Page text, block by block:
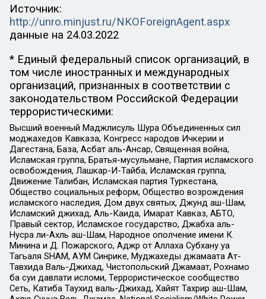
Источник:
http://unro.minjust.ru/NKOForeignAgent.aspx
данные на 24.03.2022
* Единый федеральный список организаций, в
том числе иностранных и международных
организаций, признанных в соответствии с
законодательством Российской Федерации
террористическими:
Высший военный Маджлисуль Шура Объединенных сил
моджахедов Кавказа, Конгресс народов Ичкерии и
Дагестана, База, Асбат аль-Ансар, Священная война,
Исламская группа, Братья-мусульмане, Партия исламского
освобождения, Лашкар-И-Тайба, Исламская группа,
Движение Талибан, Исламская партия Туркестана,
Общество социальных реформ, Общество возрождения
исламского наследия, Дом двух святых, Джунд аш-Шам,
Исламский джихад, Аль-Каида, Имарат Кавказ, АБТО,
Правый сектор, Исламское государство, Джабха аль-
Нусра ли-Ахль аш-Шам, Народное ополчение имени К.
Минина и Д. Пожарского, Аджр от Аллаха Субхану уа
Тагьаля SHAM, АУМ Синрике, Муджахеды джамаата Ат-
Тавхида Валь-Джихад, Чистопольский Джамаат, Рохнамо
ба суи давлати исломи, Террористическое сообщество
Сеть, Катиба Таухид валь-Джихад, Хайят Тахрир аш-Шам,